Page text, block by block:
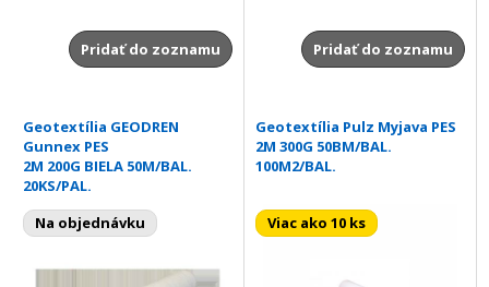
Pridať do zoznamu Pridať do zoznamu
Geotextília GEODREN
Gunnex PES
2M 200G BIELA 50M/BAL.
20KS/PAL.
Na objednávku
Geotextília Pulz Myjava PES
2M 300G 50BM/BAL.
100M2/BAL.
Viac ako 10 ks